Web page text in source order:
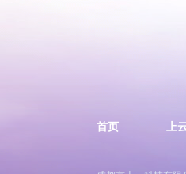
首页 上